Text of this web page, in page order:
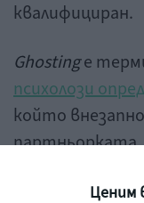
Ценим
квалифициран.
Ghostingе
психолози
който
партньорката,
близки,
каквото и да е